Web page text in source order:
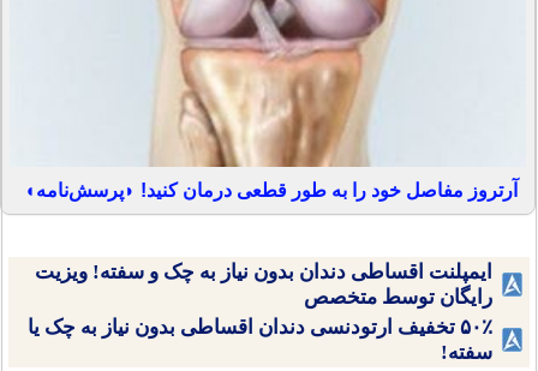
آرتروز مفاصل خود را به طور قطعی درمان کنید! ◗پرسش‌نامه◖
ایمپلنت اقساطی دندان بدون نیاز به چک و سفته! ویزیت
رایگان توسط متخصص
۵۰٪ تخفیف ارتودنسی دندان اقساطی بدون نیاز به چک یا
سفته!